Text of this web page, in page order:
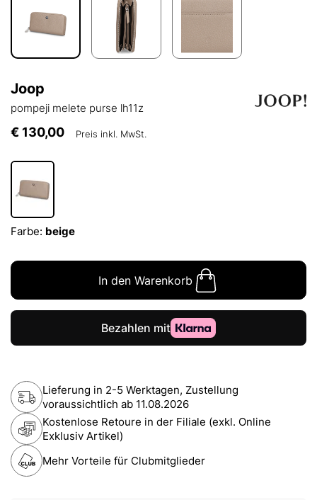
Joop
pompeji melete purse lh11z
€ 130,00 Preis inkl. MwSt.
Farbe: beige
In den Warenkorb
Lieferung in 2-5 Werktagen, Zustellung
voraussichtlich ab 11.08.2026
Kostenlose Retoure in der Filiale (exkl. Online
Exklusiv Artikel)
Mehr Vorteile für Clubmitglieder